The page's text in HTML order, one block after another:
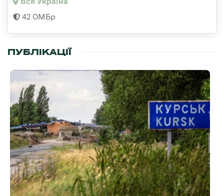
42 ОМБр
ПУБЛІКАЦІЇ